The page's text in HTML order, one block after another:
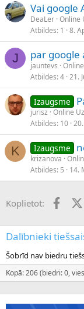
Vai google
DeaLer Online
Atbildes 1 8.
J par google
jauntevs
Atbildes 4 21.
Izaugsme
jurisz Online
Atbildes 10
K Izaugsme
krizanova
Atbildes 5 14.
Koplietot:
Dalībnieki
Šobrīd nav biedru
Kopā: 206 (biedri: 0,